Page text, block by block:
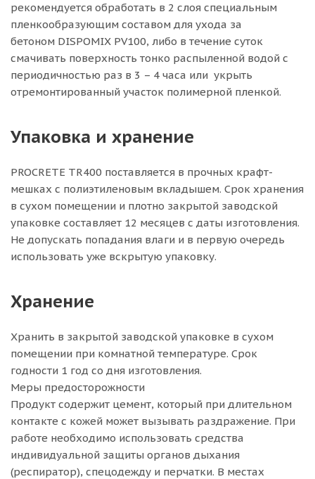
рекомендуется обработать в 2 слоя специальным
пленкообразующим составом для ухода за
бетоном DISPOMIX PV100, либо в течение суток
смачивать поверхность тонко распыленной водой с
периодичностью раз в 3 – 4 часа или укрыть
отремонтированный участок полимерной пленкой.
Упаковка и хранение
PROCRETE TR400 поставляется в прочных крафт-
мешках с полиэтиленовым вкладышем. Срок хранения
в сухом помещении и плотно закрытой заводской
упаковке составляет 12 месяцев с даты изготовления.
Не допускать попадания влаги и в первую очередь
использовать уже вскрытую упаковку.
Хранение
Хранить в закрытой заводской упаковке в сухом
помещении при комнатной температуре. Срок
годности 1 год со дня изготовления.
Меры предосторожности
Продукт содержит цемент, который при длительном
контакте с кожей может вызывать раздражение. При
работе необходимо использовать средства
индивидуальной защиты органов дыхания
(респиратор), спецодежду и перчатки. В местах